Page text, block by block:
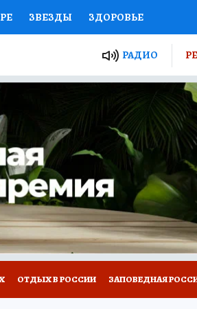
ЗВЕЗДЫ ЗДОРОВЬЕ
ПРОЕКТЫ РОССИИ
ЖЕНСКИЕ СЕКРЕТЫ
ДЕФИЦИТ ЖЕЛЕЗА ТУРИЗМ
У НАС ГИД ПОТРЕБИТЕЛЯ
РАДИО
ОТДЫХ В РОССИИ ЗАПОВЕДНАЯ